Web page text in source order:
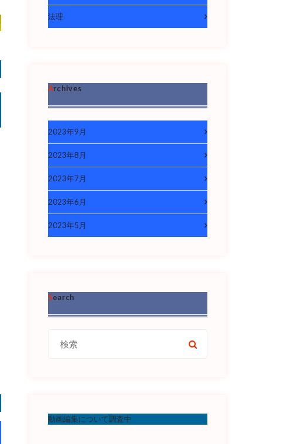
法理
Archives
2023年9月
2023年8月
2023年7月
2023年6月
2023年5月
Search
動画編集について調査中